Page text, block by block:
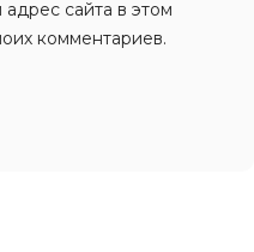
сайта в этом
комментариев.